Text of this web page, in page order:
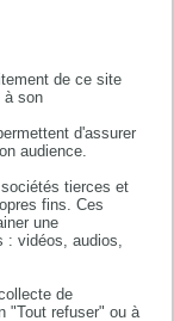
de ce site
à son
d'assurer
audience.
tierces et
fins. Ces
une
vidéos, audios,
de
"Tout refuser" ou à